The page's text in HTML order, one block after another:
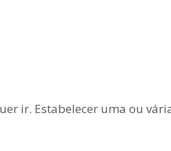
ir. Estabelecer uma ou